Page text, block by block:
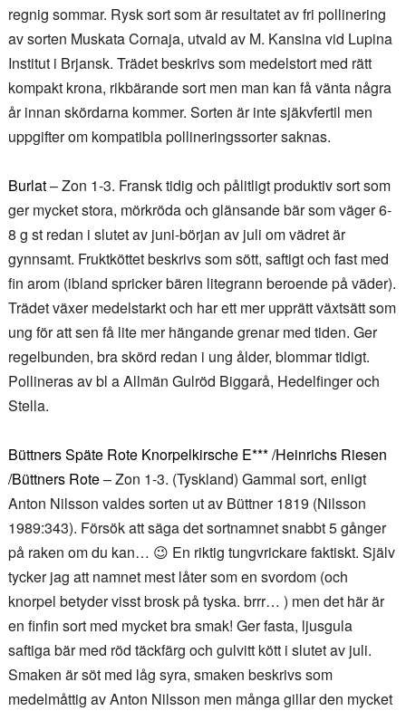
regnig sommar. Rysk sort som är resultatet av fri pollinering
av sorten Muskata Cornaja, utvald av M. Kansina vid Lupina
Institut i Brjansk. Trädet beskrivs som medelstort med rätt
kompakt krona, rikbärande sort men man kan få vänta några
år innan skördarna kommer. Sorten är inte sjäkvfertil men
uppgifter om kompatibla pollineringssorter saknas.
Burlat– Zon 1-3. Fransk tidig och pålitligt produktiv sort som
ger mycket stora, mörkröda och glänsande bär som väger 6-
8 g st redan i slutet av juni-början av juli om vädret är
gynnsamt. Fruktköttet beskrivs som sött, saftigt och fast med
fin arom (ibland spricker bären litegrann beroende på väder).
Trädet växer medelstarkt och har ett mer upprätt växtsätt som
ung för att sen få lite mer hängande grenar med tiden. Ger
regelbunden, bra skörd redan i ung ålder, blommar tidigt.
Pollineras av bl a Allmän Gulröd Biggarå, Hedelfinger och
Stella.
Büttners Späte Rote Knorpelkirsche E*** /Heinrichs Riesen
/Büttners Rote– Zon 1-3. (Tyskland) Gammal sort, enligt
Anton Nilsson valdes sorten ut av Büttner 1819 (Nilsson
1989:343). Försök att säga det sortnamnet snabbt 5 gånger
på raken om du kan… 😉 En riktig tungvrickare faktiskt. Själv
tycker jag att namnet mest låter som en svordom (och
knorpel betyder visst brosk på tyska. brrr… ) men det här är
en finfin sort med mycket bra smak! Ger fasta, ljusgula
saftiga bär med röd täckfärg och gulvitt kött i slutet av juli.
Smaken är söt med låg syra, smaken beskrivs som
medelmåttig av Anton Nilsson men många gillar den mycket